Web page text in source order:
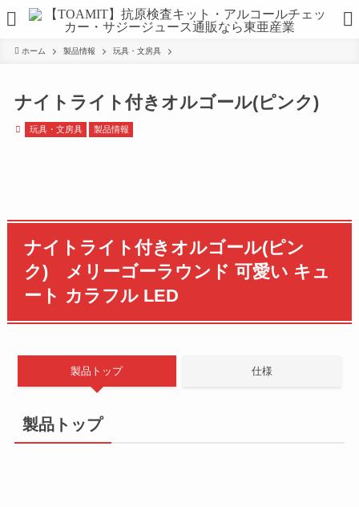
ホーム 製品情報 玩具・文房具
ナイトライト付きオルゴール(ピンク)
玩具・文房具 製品情報
ナイトライト付きオルゴール(ピン
ク) メリーゴーラウンド 可愛い キュ
ート カラフル LED
製品トップ 仕様
製品トップ